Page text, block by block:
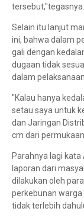
tersebut,"tegasnya.
Selain itu lanjut
ini, bahwa dalam
gali dengan
dugaan tidak
dalam
"Kalau hanya
setau saya untuk
dan Jaringan
cm dari
Parahnya lagi
laporan dari
dilakukan oleh
perkebunan
tidak terlebih